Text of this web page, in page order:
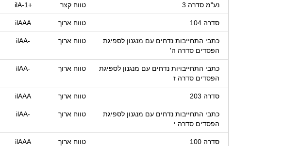
נע"מ סדרה 3 טווח קצר ilA-1+
סדרה 104 טווח ארוך ilAAA
כתבי התחייבות נדחים עם מנגנון לספיגת
הפסדים סדרה ה'
טווח ארוך ilAA-
כתבי התחייבויות נדחים עם מנגנון לספיגת
הפסדים סדרה ז
טווח ארוך ilAA-
סדרה 203 טווח ארוך ilAAA
כתבי התחייבות נדחים עם מנגנון לספיגת
הפסדים סדרה י
טווח ארוך ilAA-
סדרה 100 טווח ארוך ilAAA